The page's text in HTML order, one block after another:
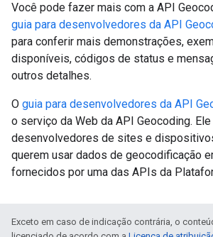
Você pode fazer mais com a API
guia para desenvolvedores da API
para conferir mais demonstrações,
disponíveis, códigos de status e
outros detalhes.
O guia para desenvolvedores da API
o serviço da Web da API Geocoding.
desenvolvedores de sites e
querem usar dados de geocodificação
fornecidos por uma das APIs da
Exceto em caso de indicação contrária, o